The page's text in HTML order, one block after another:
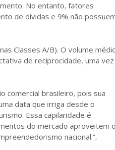
No entanto, fatores
de dívidas e 9% não
Classes A/B). O volume
de reciprocidade, uma vez
comercial brasileiro, pois sua
data que irriga desde o
Essa capilaridade é
do mercado aproveitem
nacional.”,